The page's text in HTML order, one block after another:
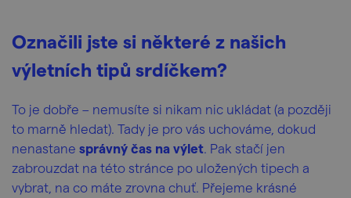
Označili jste si některé z našich
výletních tipů srdíčkem?
To je dobře – nemusíte si nikam nic ukládat (a později
to marně hledat). Tady je pro vás uchováme, dokud
nenastane správný čas na výlet. Pak stačí jen
zabrouzdat na této stránce po uložených tipech a
vybrat, na co máte zrovna chuť. Přejeme krásné